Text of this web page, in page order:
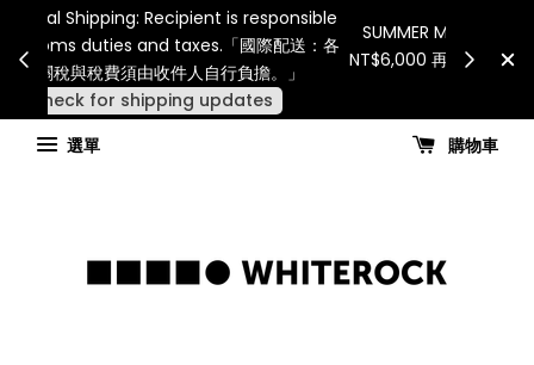
連假期間宅配服務將暫停配送。 如遇假日、天災或其
他不可抗力因素，出貨安排可能調整，敬請見諒
查看國內宅配最新公告
for all
國
選單
購物車